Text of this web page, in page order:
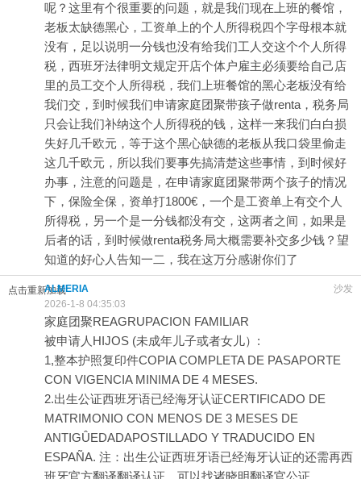
呢？这里有个很重要的问题，就是我们现在上班的餐馆，
老板太缺德黑心，工资单上的个人所得税四个字母根本就
没有，足以说明一分钱也没有给我们工人交这个个人所得
税，西班牙法律明文规定开店个体户雇主必须要给自己店
里的员工交个人所得税，我们上班餐馆的黑心老板没有给
我们交，到时候我们申请家庭团聚带孩子做renta，税务局
只会让我们补纳这个人所得税的钱，这样一来我们白白损
失好几千欧元，等于这个黑心缺德的老板从我口袋里偷走
这几千欧元，所以我们要事先搞清楚这些事情，到时候好
办事，注意的问题是，在申请家庭团聚带两个孩子的情况
下，保险全保，资单打1800€，一个是工资单上有交个人
所得税，另一个是一分钱都没有交，这两者之间，如果是
后者的话，到时候做renta税务局大概需要补交多少钱？望
知道的好心人告知一二，我在这万分感谢你们了
点击重新加载 沙发
ALMERIA
2026-1-8 04:35:03
家庭团聚REAGRUPACION FAMILIAR
被申请人HIJOS (未成年儿子或者女儿）:
1,整本护照复印件COPIA COMPLETA DE PASAPORTE
CON VIGENCIA MINIMA DE 4 MESES.
2.出生公证西班牙语已经海牙认证CERTIFICADO DE
MATRIMONIO CON MENOS DE 3 MESES DE
ANTIGÛEDADAPOSTILLADO Y TRADUCIDO EN
ESPAÑA. 注：出生公证西班牙语已经海牙认证的还需再西
班牙官方翻译翻译认证。可以找诸晓明翻译官公证。